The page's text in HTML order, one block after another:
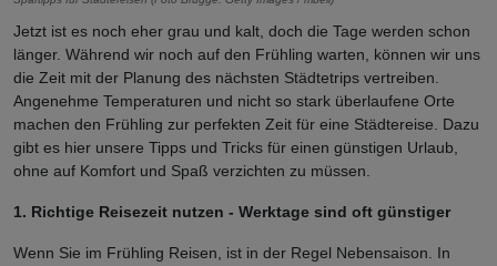
Jetzt ist es noch eher grau und kalt, doch die Tage werden schon
länger. Während wir noch auf den Frühling warten, können wir uns
die Zeit mit der Planung des nächsten Städtetrips vertreiben.
Angenehme Temperaturen und nicht so stark überlaufene Orte
machen den Frühling zur perfekten Zeit für eine Städtereise. Dazu
gibt es hier unsere Tipps und Tricks für einen günstigen Urlaub,
ohne auf Komfort und Spaß verzichten zu müssen.
1. Richtige Reisezeit nutzen - Werktage sind oft günstiger
Wenn Sie im Frühling Reisen, ist in der Regel Nebensaison. In